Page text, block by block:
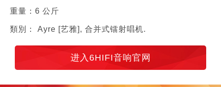
重量：6 公斤
類別： Ayre [艺雅], 合并式镭射唱机.
进入6HIFI音响官网